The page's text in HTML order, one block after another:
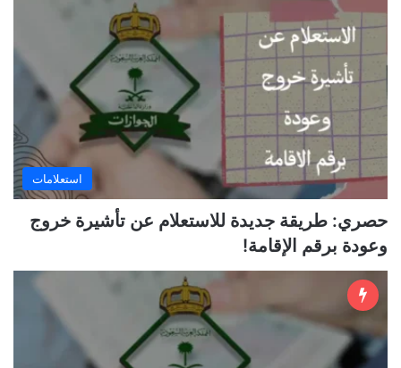
استعلامات
حصري: طريقة جديدة للاستعلام عن تأشيرة خروج
وعودة برقم الإقامة!